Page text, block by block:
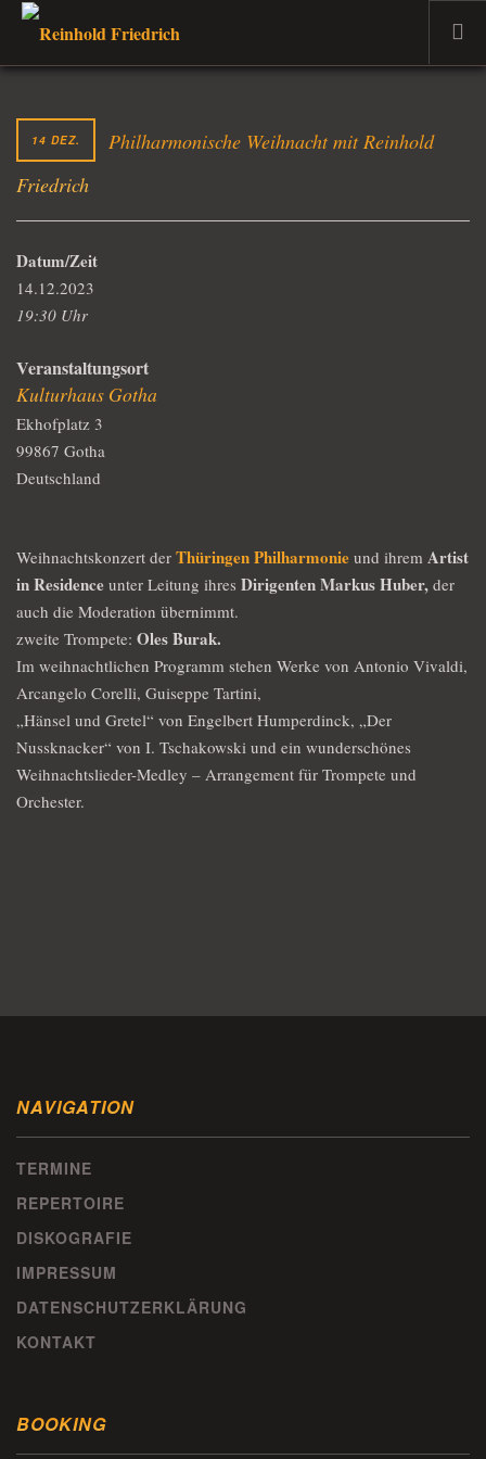
DER MUSIKER
VERKAUF
AKTUELLES
14 DEZ.
Philharmonische Weihnacht mit Reinhold
Friedrich
Datum/Zeit
14.12.2023
19:30 Uhr
Veranstaltungsort
Kulturhaus Gotha
Ekhofplatz 3
99867 Gotha
Deutschland
Weihnachtskonzert der Thüringen Philharmonie und ihrem Artist
in Residence unter Leitung ihres Dirigenten Markus Huber, der
auch die Moderation übernimmt.
zweite Trompete: Oles Burak.
Im weihnachtlichen Programm stehen Werke von Antonio Vivaldi,
Arcangelo Corelli, Guiseppe Tartini,
„Hänsel und Gretel“ von Engelbert Humperdinck, „Der
Nussknacker“ von I. Tschakowski und ein wunderschönes
Weihnachtslieder-Medley – Arrangement für Trompete und
Orchester.
NAVIGATION
TERMINE
REPERTOIRE
DISKOGRAFIE
IMPRESSUM
DATENSCHUTZERKLÄRUNG
KONTAKT
BOOKING